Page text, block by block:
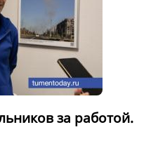
за работой.